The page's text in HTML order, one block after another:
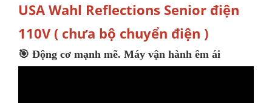
USA Wahl Reflections Senior điện
110V ( chưa bộ chuyển điện )
🎯 Động cơ mạnh mẽ. Máy vận hành êm ái